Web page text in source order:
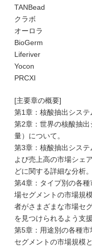
TANBead
クラボ
オーロラ
BioGerm
Liferiver
Yocon
PRCXI
[主要章の概要]
第1章：核酸抽出システ
第2章：世界の核酸抽
量）について。
第3章：核酸抽出シス
よび売上高の市場シェ
どに関する詳細な分析。
第4章：タイプ別の各
場セグメントの市場規
者がさまざまな市場セ
を見つけられるよう支援
第5章：用途別の各種
セグメントの市場規模